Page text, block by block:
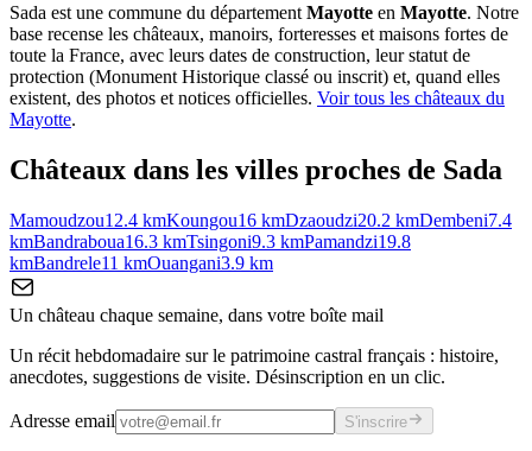
Sada est une commune du département Mayotte en Mayotte. Notre
base recense les châteaux, manoirs, forteresses et maisons fortes de
toute la France, avec leurs dates de construction, leur statut de
protection (Monument Historique classé ou inscrit) et, quand elles
existent, des photos et notices officielles. Voir tous les châteaux du
Mayotte.
Châteaux dans les villes proches de Sada
Mamoudzou12.4 kmKoungou16 kmDzaoudzi20.2 kmDembeni7.4
kmBandraboua16.3 kmTsingoni9.3 kmPamandzi19.8
kmBandrele11 kmOuangani3.9 km
Un château chaque semaine, dans votre boîte mail
Un récit hebdomadaire sur le patrimoine castral français : histoire,
anecdotes, suggestions de visite. Désinscription en un clic.
Adresse email S'inscrire